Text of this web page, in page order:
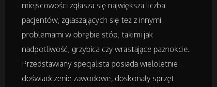
Domy, Mieszkania
Badania
Placówki Edukacyjne
miejscowości zgłasza się największa liczba
pacjentów, zgłaszających się też z innymi
problemami w obrębie stóp, takimi jak
nadpotliwość, grzybica czy wrastające paznokcie.
Przedstawiany specjalista posiada wieloletnie
doświadczenie zawodowe, doskonały sprzęt